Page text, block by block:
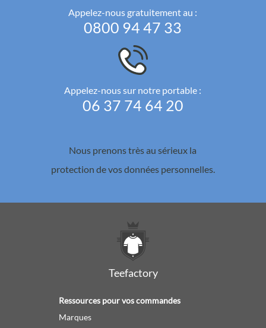
Appelez-nous gratuitement au :
0800 94 47 33
Appelez-nous sur notre portable :
06 37 74 64 20
Nous prenons très au sérieux la
protection de vos données personnelles.
Teefactory
Ressources pour vos commandes
Marques